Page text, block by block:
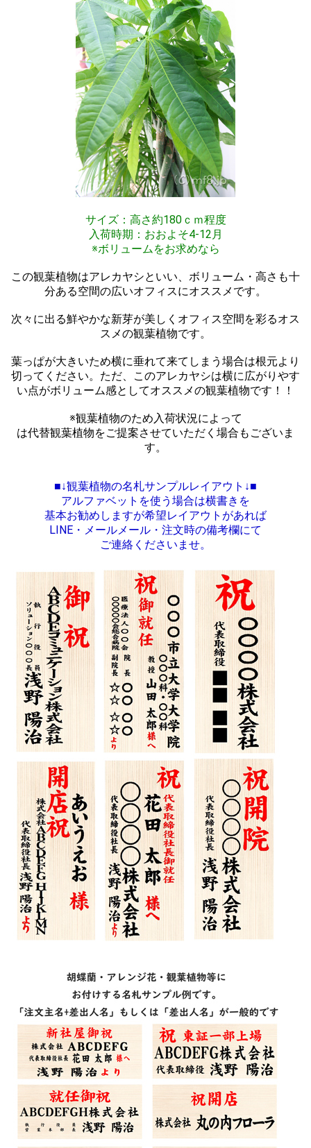
サイズ：高さ約180ｃｍ程度
入荷時期：おおよそ4-12月
※ボリュームをお求めなら
この観葉植物はアレカヤシといい、ボリューム・高さも十
分ある空間の広いオフィスにオススメです。
次々に出る鮮やかな新芽が美しくオフィス空間を彩るオス
スメの観葉植物です。
葉っぱが大きいため横に垂れて来てしまう場合は根元より
切ってください。ただ、このアレカヤシは横に広がりやす
い点がボリューム感としてオススメの観葉植物です！！
※観葉植物のため入荷状況によって
は代替観葉植物をご提案させていただく場合もございま
す。
■↓観葉植物の名札サンプルレイアウト↓■
アルファベットを使う場合は横書きを
基本お勧めしますが希望レイアウトがあれば
LINE・メールメール・注文時の備考欄にて
ご連絡くださいませ。